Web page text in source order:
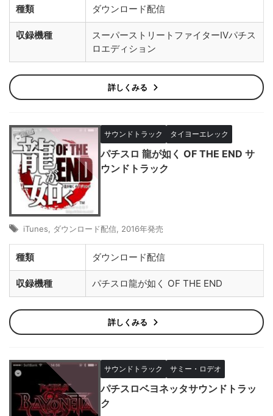
種類 ダウンロード配信
収録機種
スーパーストリートファイターIVパチス
ロエディション
詳しくみる
サウンドトラック タイヨーエレック
パチスロ 龍が如く OF THE END サ
ウンドトラック
iTunes ダウンロード配信 2016年発売
種類 ダウンロード配信
収録機種 パチスロ龍が如く OF THE END
詳しくみる
サウンドトラック サミー・ロデオ
パチスロベヨネッタサウンドトラッ
ク